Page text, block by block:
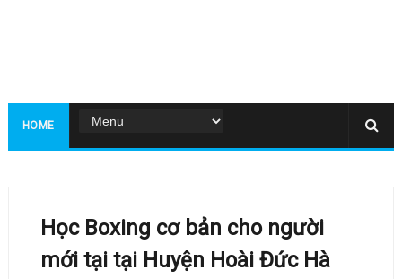
HOME
Học Boxing cơ bản cho người
mới tại tại Huyện Hoài Đức Hà